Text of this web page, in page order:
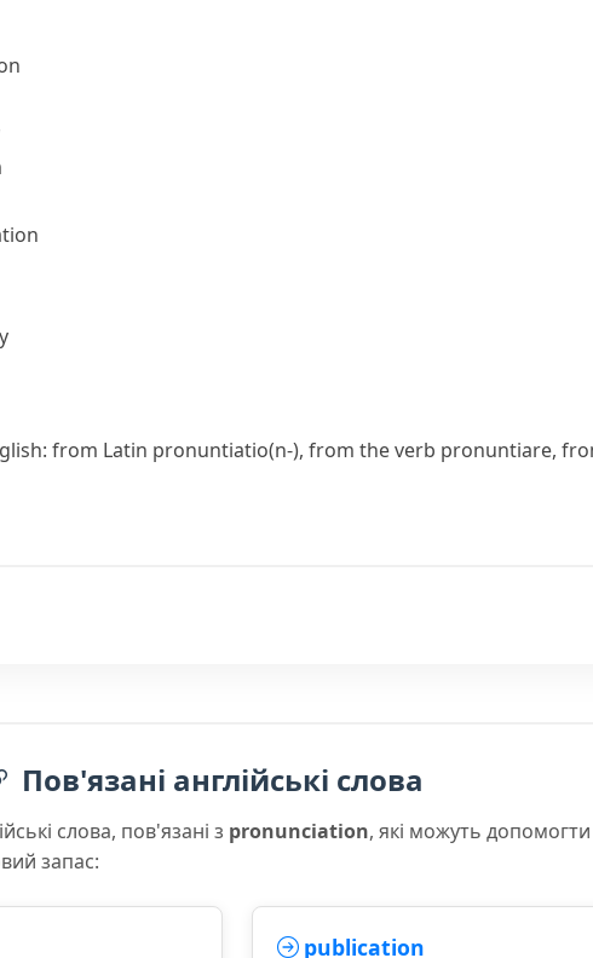
from Latin pronuntiatio(n-), from the verb pronuntiare,
Пов'язані англійські слова
слова, пов'язані з pronunciation, які можуть
запас:
publication